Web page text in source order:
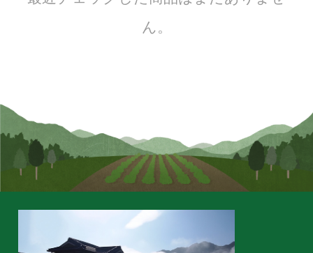
ん。